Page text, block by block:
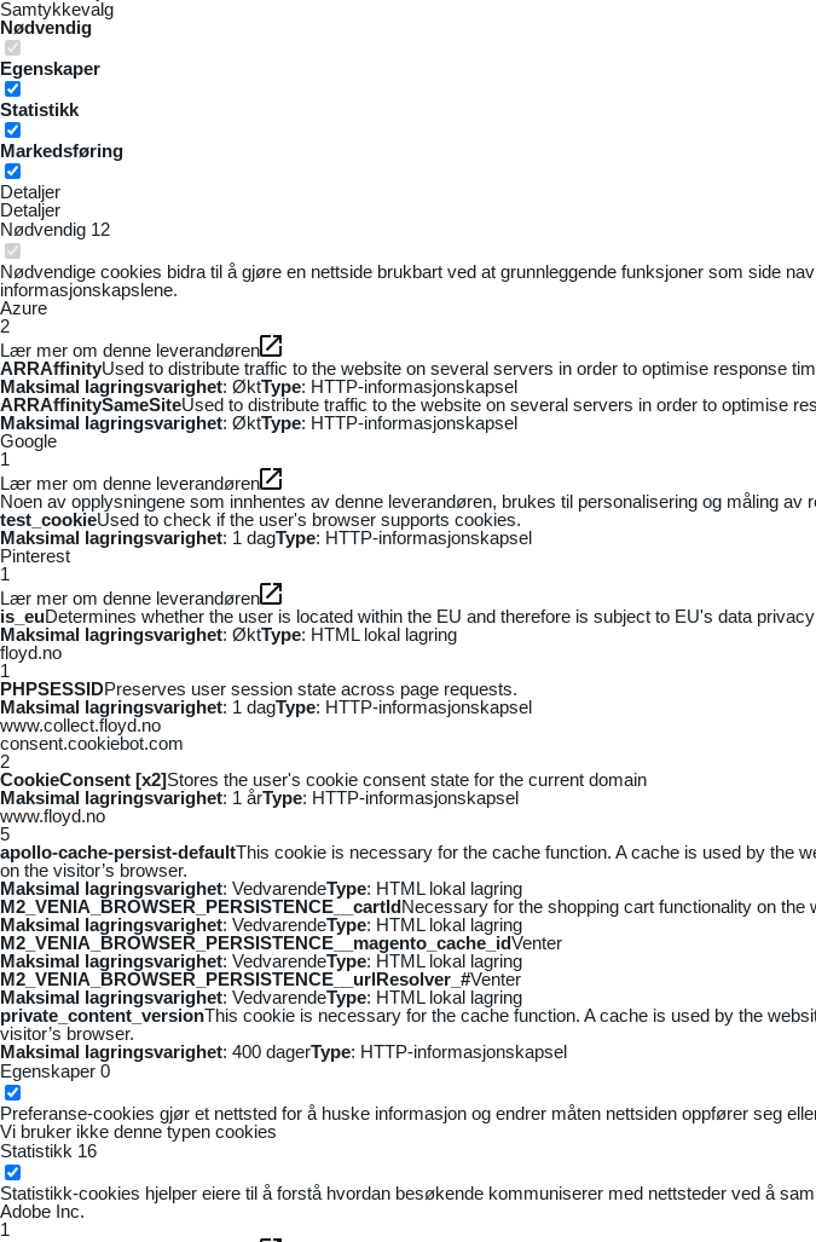
Samtykkevalg
Nødvendig
Egenskaper
Statistikk
Markedsføring
Detaljer
Detaljer
Nødvendig 12
Nødvendige cookies bidra til å gjøre en nettside brukbart ved at grunnleggende funksjoner som side
informasjonskapslene.
Azure
2
Lær mer om denne leverandøren
ARRAffinityUsed to distribute traffic to the website on several servers in order to optimise response
Maksimal lagringsvarighet: ØktType: HTTP-informasjonskapsel
ARRAffinitySameSiteUsed to distribute traffic to the website on several servers in order to optimise
Maksimal lagringsvarighet: ØktType: HTTP-informasjonskapsel
Google
1
Lær mer om denne leverandøren
Noen av opplysningene som innhentes av denne leverandøren, brukes til personalisering og måling
test_cookieUsed to check if the user's browser supports cookies.
Maksimal lagringsvarighet: 1 dagType: HTTP-informasjonskapsel
Pinterest
1
Lær mer om denne leverandøren
is_euDetermines whether the user is located within the EU and therefore is subject to EU's data
Maksimal lagringsvarighet: ØktType: HTML lokal lagring
floyd.no
1
PHPSESSIDPreserves user session state across page requests.
Maksimal lagringsvarighet: 1 dagType: HTTP-informasjonskapsel
www.collect.floyd.no
consent.cookiebot.com
2
CookieConsent [x2]Stores the user's cookie consent state for the current domain
Maksimal lagringsvarighet: 1 årType: HTTP-informasjonskapsel
www.floyd.no
5
apollo-cache-persist-defaultThis cookie is necessary for the cache function. A cache is used by the
on the visitor’s browser.
Maksimal lagringsvarighet: VedvarendeType: HTML lokal lagring
M2_VENIA_BROWSER_PERSISTENCE__cartIdNecessary for the shopping cart functionality on the
Maksimal lagringsvarighet: VedvarendeType: HTML lokal lagring
M2_VENIA_BROWSER_PERSISTENCE__magento_cache_idVenter
Maksimal lagringsvarighet: VedvarendeType: HTML lokal lagring
M2_VENIA_BROWSER_PERSISTENCE__urlResolver_#Venter
Maksimal lagringsvarighet: VedvarendeType: HTML lokal lagring
private_content_versionThis cookie is necessary for the cache function. A cache is used by the
visitor’s browser.
Maksimal lagringsvarighet: 400 dagerType: HTTP-informasjonskapsel
Egenskaper 0
Preferanse-cookies gjør et nettsted for å huske informasjon og endrer måten nettsiden oppfører seg
Vi bruker ikke denne typen cookies
Statistikk 16
Statistikk-cookies hjelper eiere til å forstå hvordan besøkende kommuniserer med nettsteder ved å
Adobe Inc.
1